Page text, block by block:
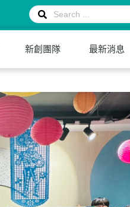
新創團隊 最新消息